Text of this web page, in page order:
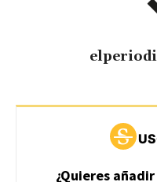
¿Quieres